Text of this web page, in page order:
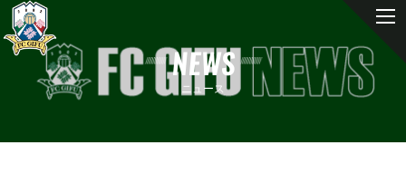
NEWS
ニュース